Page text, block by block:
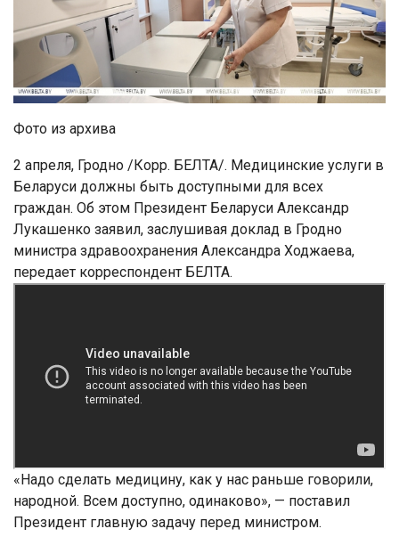
Фото из архива
2 апреля, Гродно /Корр. БЕЛТА/. Медицинские услуги в
Беларуси должны быть доступными для всех
граждан. Об этом Президент Беларуси Александр
Лукашенко заявил, заслушивая доклад в Гродно
министра здравоохранения Александра Ходжаева,
передает корреспондент БЕЛТА.
«Надо сделать медицину, как у нас раньше говорили,
народной. Всем доступно, одинаково», — поставил
Президент главную задачу перед министром.